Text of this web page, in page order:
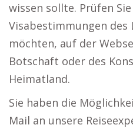
wissen sollte. Prüfen
Visabestimmungen des
möchten, auf der
Botschaft oder des
Heimatland.
Sie haben die
Mail an unsere